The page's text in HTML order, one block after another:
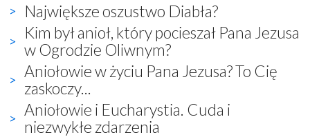
Największe oszustwo Diabła?
Kim był anioł, który pocieszał Pana Jezusa
w Ogrodzie Oliwnym?
Aniołowie w życiu Pana Jezusa? To Cię
zaskoczy...
Aniołowie i Eucharystia. Cuda i
niezwykłe zdarzenia